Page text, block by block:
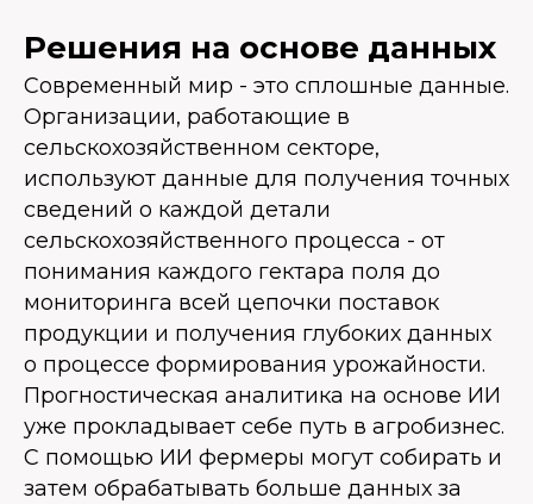
Решения на основе данных
Современный мир - это сплошные данные.
Организации, работающие в
сельскохозяйственном секторе,
используют данные для получения точных
сведений о каждой детали
сельскохозяйственного процесса - от
понимания каждого гектара поля до
мониторинга всей цепочки поставок
продукции и получения глубоких данных
о процессе формирования урожайности.
Прогностическая аналитика на основе ИИ
уже прокладывает себе путь в агробизнес.
С помощью ИИ фермеры могут собирать и
затем обрабатывать больше данных за